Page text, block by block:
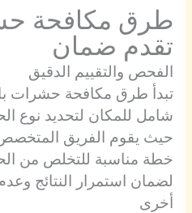
طرق مكافحة
تقدم ضمان
الفحص والتقييم الدقيق
تبدأ طرق مكافحة حشرات
شامل للمكان لتحديد نوع
حيث يقوم الفريق
خطة مناسبة للتخلص من
لضمان استمرار النتائج
أخرى